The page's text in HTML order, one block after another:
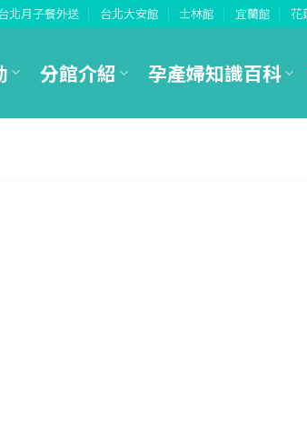
北月子餐外送 台北大安館 士林館 宜蘭館 花
分館介紹 孕產婦知識百科